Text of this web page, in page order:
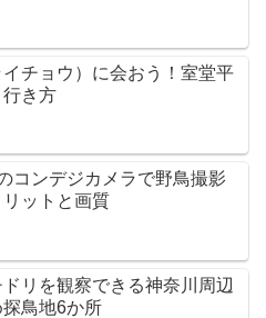
チョウ）に会おう！室堂平
き方
コンデジカメラで野鳥撮影
リットと画質
リを観察できる神奈川周辺
鳥地6か所